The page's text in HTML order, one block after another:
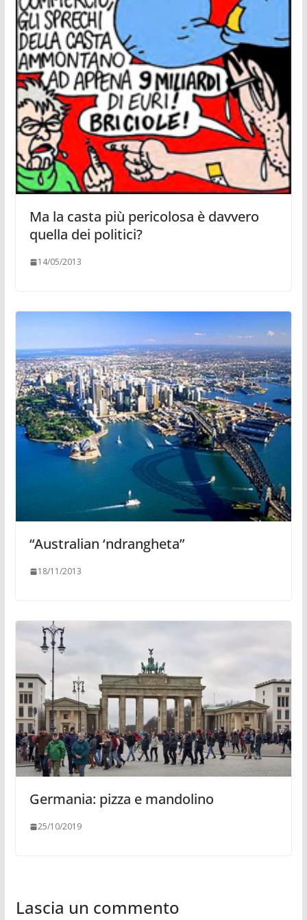
Ma la casta più pericolosa è davvero
quella dei politici?
14/05/2013
“Australian ‘ndrangheta”
18/11/2013
Germania: pizza e mandolino
25/10/2019
Lascia un commento